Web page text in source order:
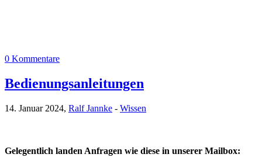
0 Kommentare
Bedienungsanleitungen
14. Januar 2024, Ralf Jannke - Wissen
Gelegentlich landen Anfragen wie diese in unserer Mailbox: